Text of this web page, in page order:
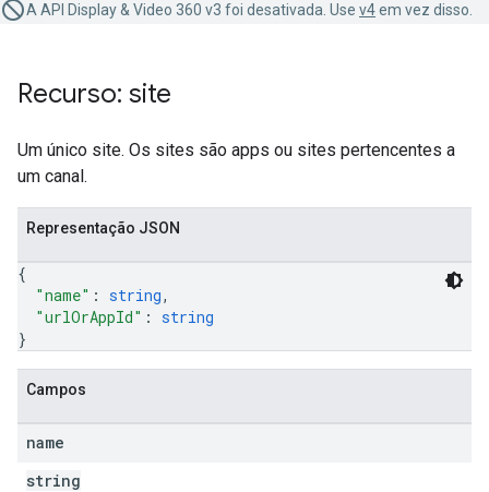
A API Display & Video 360 v3 foi desativada. Use v4em vez disso.
Recurso: site
Um único site. Os sites são apps ou sites pertencentes a
um canal.
Representação JSON
{
"name" : string,
"urlOrAppId" : string
}
Campos
name
string